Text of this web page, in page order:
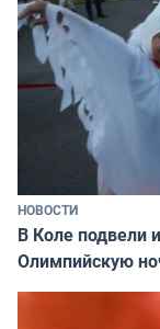
НОВОСТИ
В Коле подвели
Олимпийскую